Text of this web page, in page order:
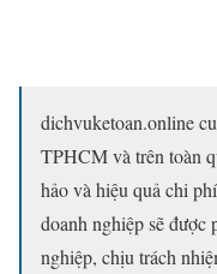
dichvuketoan.online
TPHCM và trên toàn
hảo và hiệu quả chi
doanh nghiệp sẽ được
nghiệp, chịu trách